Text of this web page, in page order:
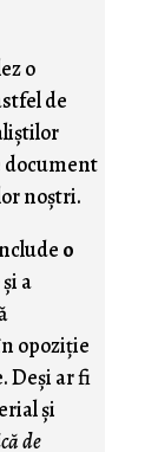
o
de
document
noştri.
o
şi a
opoziţie
Deşi ar fi
şi
de